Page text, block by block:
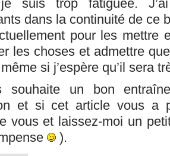
suis trop fatiguée.
dans la continuité de ce
pour les mettre
les choses et admettre
si j’espère qu’il sera
souhaite un bon
et si cet article vous a
vous et laissez-moi un
).